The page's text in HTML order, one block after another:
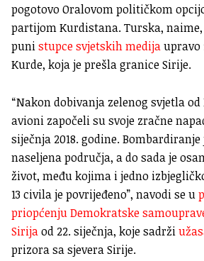
pogotovo Oralovom političkom
partijom Kurdistana. Turska,
punistupce svjetskih medijaupravo
Kurde, koja je prešla granice Sirije.
“Nakon dobivanja zelenog svjetla
avioni započeli su svoje zračne
siječnja 2018. godine.
naseljena područja, a do sada je
život, među kojima i jedno
13 civila je povrijeđeno”, navodi se u
priopćenju Demokratske
Sirijaod 22. siječnja, koje sadrži
prizora sa sjevera Sirije.